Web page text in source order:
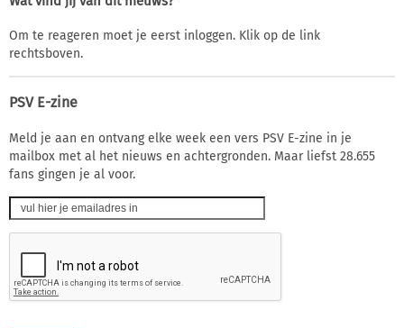
Om te reageren moet je eerst inloggen. Klik op de link
rechtsboven.
PSV E-zine
Meld je aan en ontvang elke week een vers PSV E-zine in je
mailbox met al het nieuws en achtergronden. Maar liefst 28.655
fans gingen je al voor.